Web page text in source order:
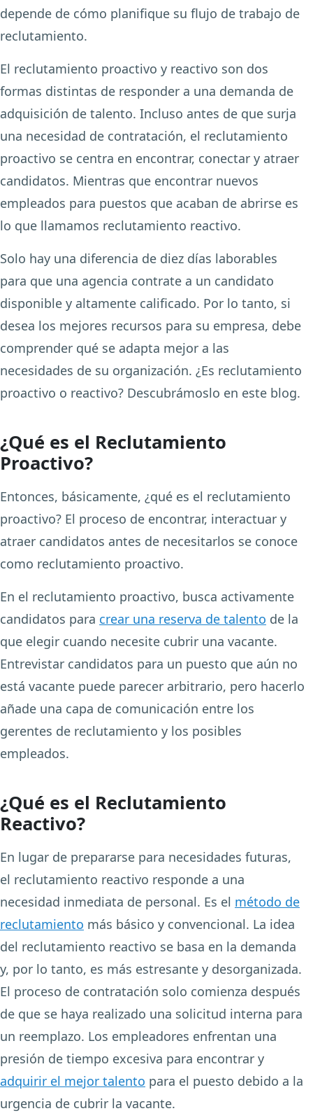
depende de cómo planifique su flujo de trabajo de
reclutamiento.
El reclutamiento proactivo y reactivo son dos
formas distintas de responder a una demanda de
adquisición de talento. Incluso antes de que surja
una necesidad de contratación, el reclutamiento
proactivo se centra en encontrar, conectar y atraer
candidatos. Mientras que encontrar nuevos
empleados para puestos que acaban de abrirse es
lo que llamamos reclutamiento reactivo.
Solo hay una diferencia de diez días laborables
para que una agencia contrate a un candidato
disponible y altamente calificado. Por lo tanto, si
desea los mejores recursos para su empresa, debe
comprender qué se adapta mejor a las
necesidades de su organización. ¿Es reclutamiento
proactivo o reactivo? Descubrámoslo en este blog.
¿Qué es el Reclutamiento
Proactivo?
Entonces, básicamente, ¿qué es el reclutamiento
proactivo? El proceso de encontrar, interactuar y
atraer candidatos antes de necesitarlos se conoce
como reclutamiento proactivo.
En el reclutamiento proactivo, busca activamente
candidatos para crear una reserva de talento de la
que elegir cuando necesite cubrir una vacante.
Entrevistar candidatos para un puesto que aún no
está vacante puede parecer arbitrario, pero hacerlo
añade una capa de comunicación entre los
gerentes de reclutamiento y los posibles
empleados.
¿Qué es el Reclutamiento
Reactivo?
En lugar de prepararse para necesidades futuras,
el reclutamiento reactivo responde a una
necesidad inmediata de personal. Es el método de
reclutamiento más básico y convencional. La idea
del reclutamiento reactivo se basa en la demanda
y, por lo tanto, es más estresante y desorganizada.
El proceso de contratación solo comienza después
de que se haya realizado una solicitud interna para
un reemplazo. Los empleadores enfrentan una
presión de tiempo excesiva para encontrar y
adquirir el mejor talento para el puesto debido a la
urgencia de cubrir la vacante.